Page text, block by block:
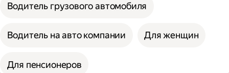
Водитель грузового автомобиля
Водитель на авто компании Для женщин
Для пенсионеров